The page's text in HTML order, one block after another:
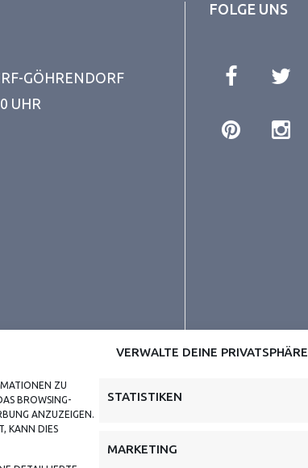
VERWALTE DEINE PRIVATSPHÄRE
ZU
BROWSING-
ANZUZEIGEN.
KANN DIES
STATISTIKEN
MARKETING
GÖHRENDORF
UHR
FOLGE UNS